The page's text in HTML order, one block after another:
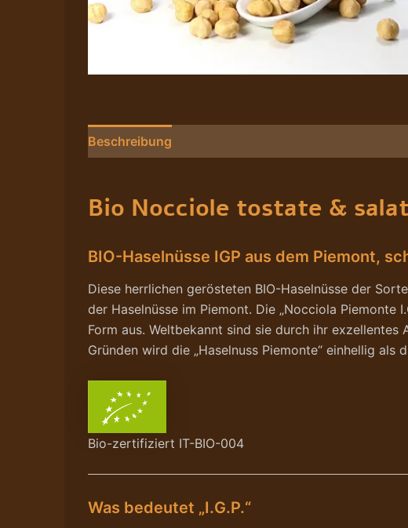
Beschreibung
Bio Nocciole tostate &
BIO-Haselnüsse IGP aus dem Piemont,
Diese herrlichen gerösteten BIO-Haselnüsse der
der Haselnüsse im Piemont. Die „Nocciola
Form aus. Weltbekannt sind sie durch ihr
Gründen wird die „Haselnuss Piemonte“ einhellig als
Bio-zertifiziert IT-BIO-004
Was bedeutet „I.G.P.“